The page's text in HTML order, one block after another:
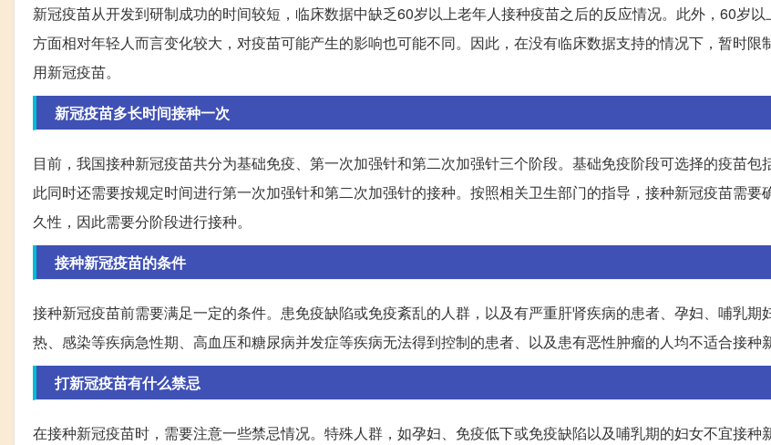
新冠疫苗从开发到研制成功的时间较短，临床数据中缺乏60岁以上老年人接种疫苗之后的反应情况。此外，60岁
方面相对年轻人而言变化较大，对疫苗可能产生的影响也可能不同。因此，在没有临床数据支持的情况下，暂时限
用新冠疫苗。
新冠疫苗多长时间接种一次
目前，我国接种新冠疫苗共分为基础免疫、第一次加强针和第二次加强针三个阶段。基础免疫阶段可选择的疫苗包
此同时还需要按规定时间进行第一次加强针和第二次加强针的接种。按照相关卫生部门的指导，接种新冠疫苗需要
久性，因此需要分阶段进行接种。
接种新冠疫苗的条件
接种新冠疫苗前需要满足一定的条件。患免疫缺陷或免疫紊乱的人群，以及有严重肝肾疾病的患者、孕妇、哺乳期
热、感染等疾病急性期、高血压和糖尿病并发症等疾病无法得到控制的患者、以及患有恶性肿瘤的人均不适合接种
打新冠疫苗有什么禁忌
在接种新冠疫苗时，需要注意一些禁忌情况。特殊人群，如孕妇、免疫低下或免疫缺陷以及哺乳期的妇女不宜接种